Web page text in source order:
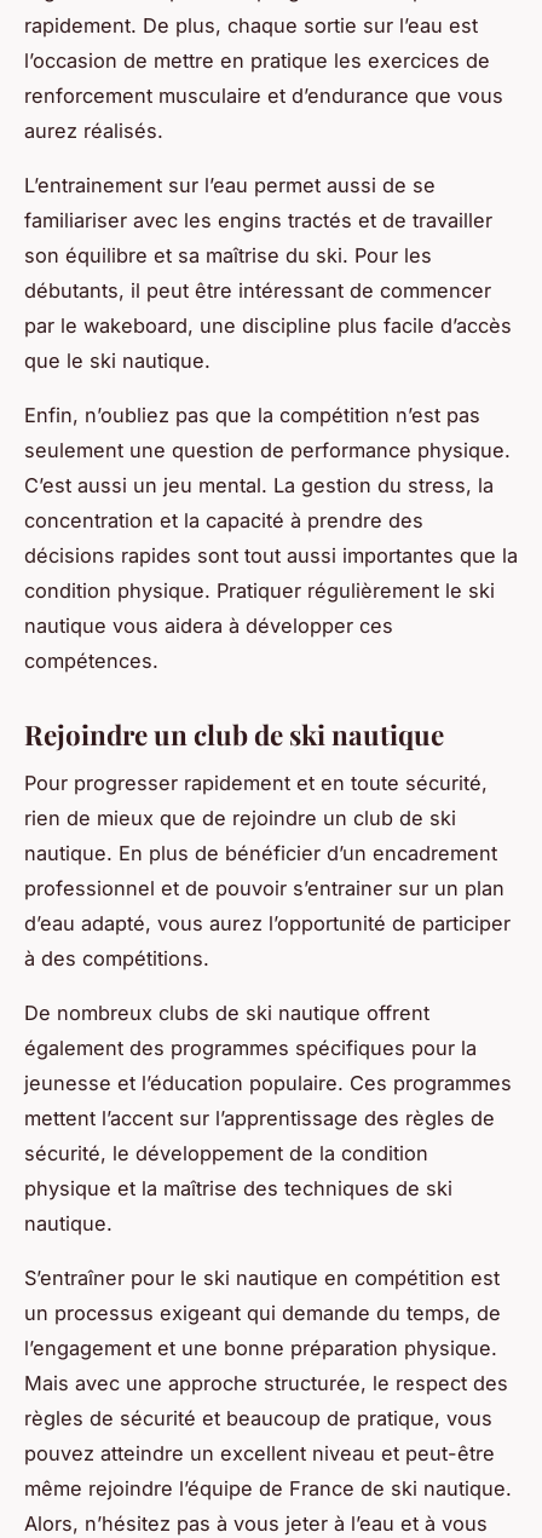
rapidement. De plus, chaque sortie sur l’eau est
l’occasion de mettre en pratique les exercices de
renforcement musculaire et d’endurance que vous
aurez réalisés.
L’entrainement sur l’eau permet aussi de se
familiariser avec les engins tractés et de travailler
son équilibre et sa maîtrise du ski. Pour les
débutants, il peut être intéressant de commencer
par le wakeboard, une discipline plus facile d’accès
que le ski nautique.
Enfin, n’oubliez pas que la compétition n’est pas
seulement une question de performance physique.
C’est aussi un jeu mental. La gestion du stress, la
concentration et la capacité à prendre des
décisions rapides sont tout aussi importantes que la
condition physique. Pratiquer régulièrement le ski
nautique vous aidera à développer ces
compétences.
Rejoindre un club de ski nautique
Pour progresser rapidement et en toute sécurité,
rien de mieux que de rejoindre un club de ski
nautique. En plus de bénéficier d’un encadrement
professionnel et de pouvoir s’entrainer sur un plan
d’eau adapté, vous aurez l’opportunité de participer
à des compétitions.
De nombreux clubs de ski nautique offrent
également des programmes spécifiques pour la
jeunesse et l’éducation populaire. Ces programmes
mettent l’accent sur l’apprentissage des règles de
sécurité, le développement de la condition
physique et la maîtrise des techniques de ski
nautique.
S’entraîner pour le ski nautique en compétition est
un processus exigeant qui demande du temps, de
l’engagement et une bonne préparation physique.
Mais avec une approche structurée, le respect des
règles de sécurité et beaucoup de pratique, vous
pouvez atteindre un excellent niveau et peut-être
même rejoindre l’équipe de France de ski nautique.
Alors, n’hésitez pas à vous jeter à l’eau et à vous